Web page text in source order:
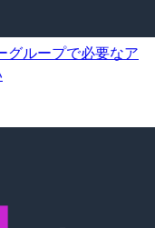
グループで必要なア